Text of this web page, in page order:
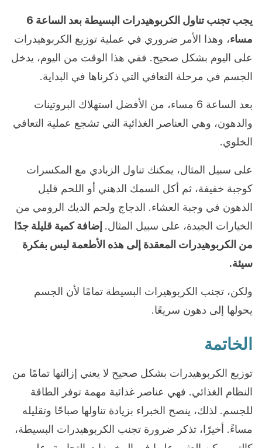
يجب تجنب تناول الكربوهيدرات البسيطة بعد الساعة 6
مساء، وهذا الأمر ضروري في عملية توزيع الكربوهيدرات
على اليوم بشكل صحيح. ففي هذا الوقت من اليوم، يدخل
الجسم في مرحلة التعافي التي ذكرناها في البداية.
بعد الساعة 6 مساء، من الأفضل استهلاك البروتينات
والدهون، وهي العناصر الغذائية التي تشجع عملية التعافي
الخلوي.
على سبيل المثال، يمكنك تناول الزبادي مع المكسرات
كوجبة خفيفة، ثم أكل السمك الدهني أو اللحم قليل
الدهون في وجبة العشاء. الدجاج ولحم الديك الرومي من
الخيارات الجيدة، على سبيل المثال. إضافة كمية قليلة جدًا
من الكربوهيدرات المعقدة إلى هذه الأطعمة ليس بفكرة
سيئة.
ولكن، تجنب الكربوهيرات البسيطة تمامًا لأن الجسم
يحولها إلى دهون سريعًا.
الخاتمة
توزيع الكربوهيدرات بشكل صحيح لا يعني إزالتها تمامًا من
النظام الغذائي. فهي عناصر غذائية مهمة توفر الطاقة
للجسم. لذلك، ينصح الخبراء بزيادة تناولها صباحًا وتقليله
مساءً. أخيرًا، تذكر ضرورة تجنب الكربوهيدرات البسيطة،